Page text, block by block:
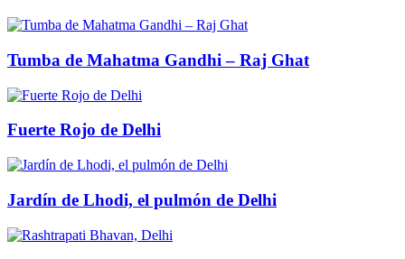
Tumba de Mahatma Gandhi – Raj Ghat
Fuerte Rojo de Delhi
Jardín de Lhodi, el pulmón de Delhi